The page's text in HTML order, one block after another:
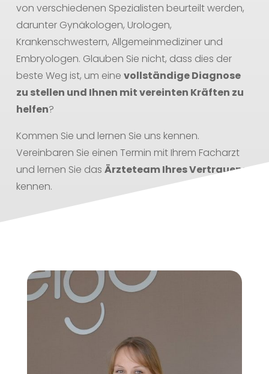
von verschiedenen Spezialisten beurteilt werden,
darunter Gynäkologen, Urologen,
Krankenschwestern, Allgemeinmediziner und
Embryologen. Glauben Sie nicht, dass dies der
beste Weg ist, um eine vollständige Diagnose
zu stellen und Ihnen mit vereinten Kräften zu
helfen?
Kommen Sie und lernen Sie uns kennen.
Vereinbaren Sie einen Termin mit Ihrem Facharzt
und lernen Sie das Ärzteteam Ihres Vertrauens
kennen.